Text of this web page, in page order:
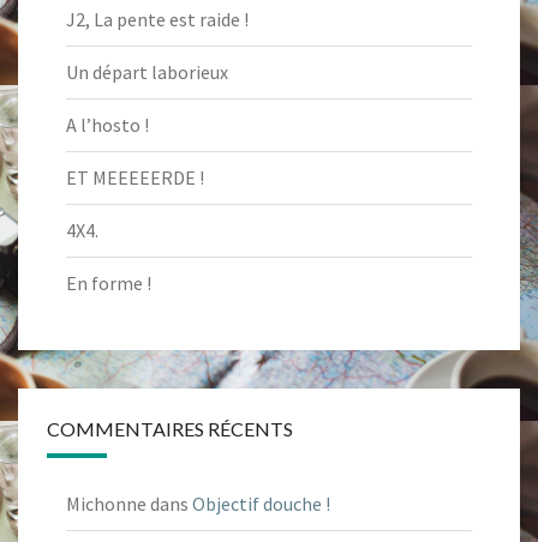
J2, La pente est raide !
Un départ laborieux
A l’hosto !
ET MEEEEERDE !
4X4.
En forme !
COMMENTAIRES RÉCENTS
Michonne dans Objectif douche !